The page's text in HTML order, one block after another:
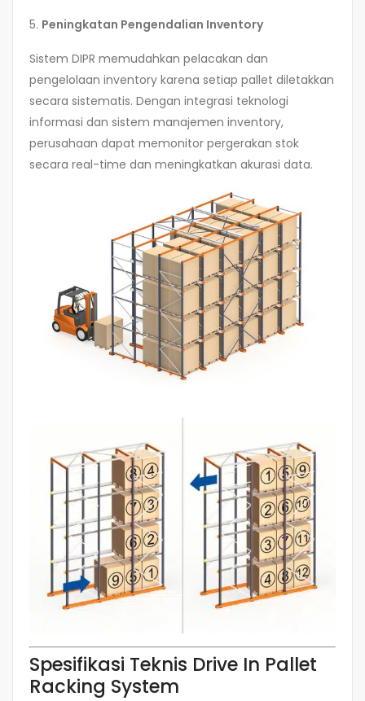
5. Peningkatan Pengendalian Inventory
Sistem DIPR memudahkan pelacakan dan
pengelolaan inventory karena setiap pallet diletakkan
secara sistematis. Dengan integrasi teknologi
informasi dan sistem manajemen inventory,
perusahaan dapat memonitor pergerakan stok
secara real-time dan meningkatkan akurasi data.
Spesifikasi Teknis Drive In Pallet
Racking System